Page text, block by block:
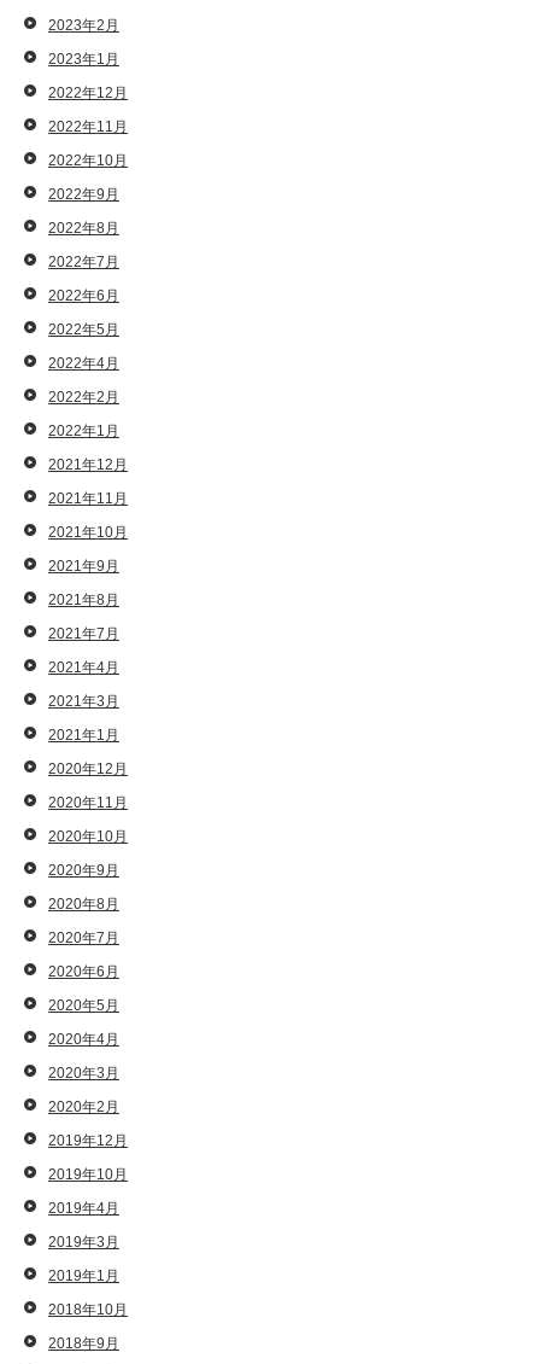
2023年2月
2023年1月
2022年12月
2022年11月
2022年10月
2022年9月
2022年8月
2022年7月
2022年6月
2022年5月
2022年4月
2022年2月
2022年1月
2021年12月
2021年11月
2021年10月
2021年9月
2021年8月
2021年7月
2021年4月
2021年3月
2021年1月
2020年12月
2020年11月
2020年10月
2020年9月
2020年8月
2020年7月
2020年6月
2020年5月
2020年4月
2020年3月
2020年2月
2019年12月
2019年10月
2019年4月
2019年3月
2019年1月
2018年10月
2018年9月